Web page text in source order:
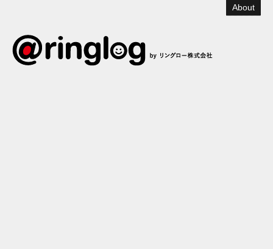
About